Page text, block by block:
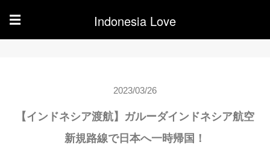
☰ Indonesia Love
2023/03/26
【インドネシア渡航】ガルーダインドネシア航空
新規路線で日本へ一時帰国！